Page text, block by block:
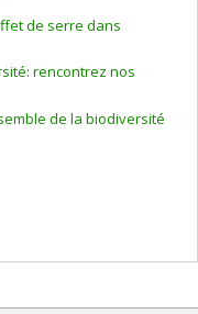
de serre dans
rencontrez nos
de la biodiversité